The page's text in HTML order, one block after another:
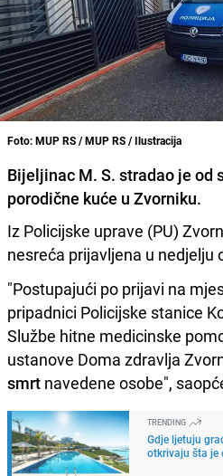
Foto: MUP RS / MUP RS / Ilustracija
Bijeljinac M. S. stradao je od
porodične kuće u Zvorniku.
Iz Policijske uprave (PU)
nesreća prijavljena u nedjelju
"Postupajući po prijavi na
pripadnici Policijske stanice
Službe hitne medicinske
ustanove Doma zdravlja
smrt navedene osobe",
TRENDING
Gdje ljetuju
otkrivaju šta je